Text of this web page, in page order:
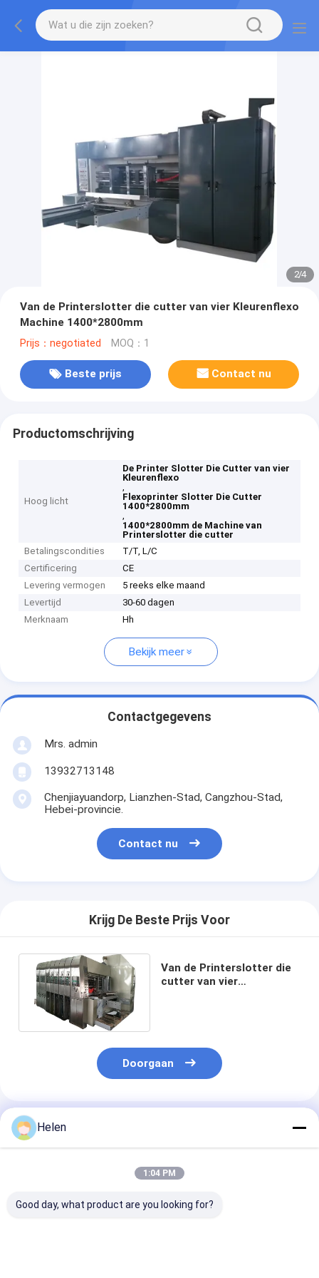
2/4
Van de Printerslotter die cutter van vier Kleurenflexo
Machine 1400*2800mm
Prijs：negotiated MOQ：1
Beste prijs Contact nu
Productomschrijving
Hoog licht
De Printer Slotter Die Cutter van vier
Kleurenflexo
,
Flexoprinter Slotter Die Cutter
1400*2800mm
,
1400*2800mm de Machine van
Printerslotter die cutter
Betalingscondities
T/T, L/C
Certificering
CE
Levering vermogen
5 reeks elke maand
Levertijd
30-60 dagen
Merknaam
Hh
Bekijk meer
Contactgegevens
Mrs. admin
13932713148
Chenjiayuandorp, Lianzhen-Stad, Cangzhou-Stad,
Hebei-provincie.
Contact nu
Krijg De Beste Prijs Voor
Van de Printerslotter die
cutter van vier
Doorgaan
Geadviseerde Producten
Helen
1:04 PM
Good day, what product are you looking for?